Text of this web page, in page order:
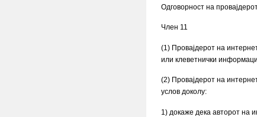
Одговорност на
Член 11
(1) Провајдерот на
или клеветнички
(2) Провајдерот на
услов доколу:
1) докаже дека авторот на